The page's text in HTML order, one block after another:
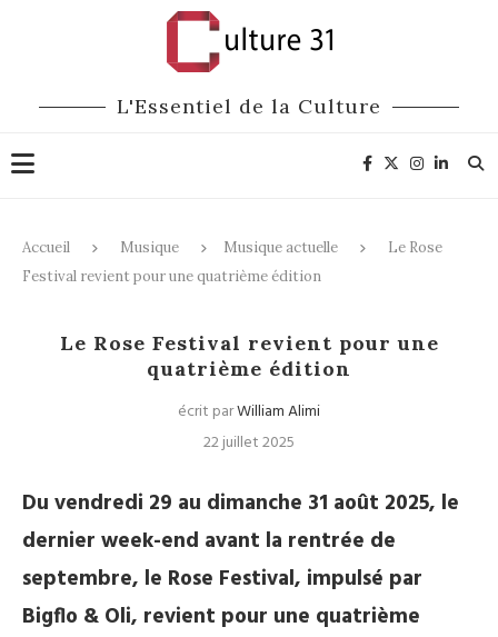
L'Essentiel de la Culture
Accueil Musique Musique actuelle
Le Rose
Festival revient pour une quatrième édition
Le Rose Festival revient pour une
quatrième édition
écrit parWilliam Alimi
22 juillet 2025
Du vendredi 29 au dimanche 31 août 2025, le
dernier week-end avant la rentrée de
septembre, le Rose Festival, impulsé par
Bigflo & Oli, revient pour une quatrième